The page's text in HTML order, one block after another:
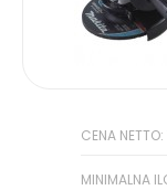
CENA NETTO:
MINIMALNA